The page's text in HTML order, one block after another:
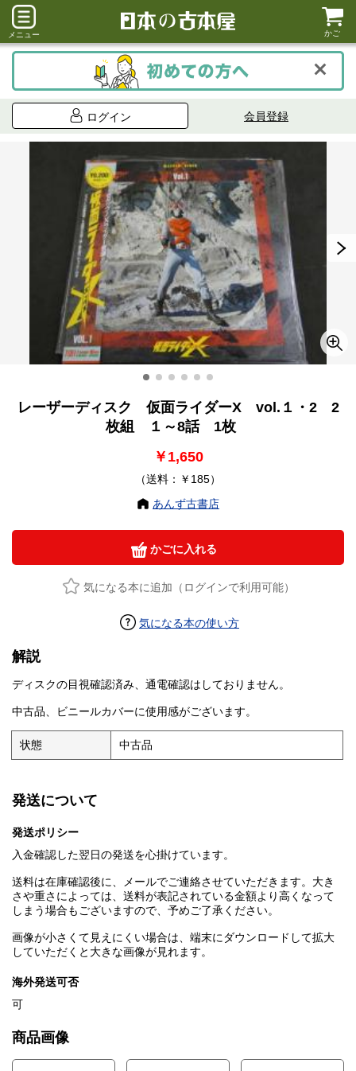
メニュー かご
ログイン 会員登録
レーザーディスク 仮面ライダーX vol.１・2 2
枚組 １～8話 1枚
￥1,650
（送料：￥185）
あんず古書店
かごに入れる
気になる本に追加（ログインで利用可能）
気になる本の使い方
解説
ディスクの目視確認済み、通電確認はしておりません。
中古品、ビニールカバーに使用感がございます。
状態 中古品
発送について
発送ポリシー
入金確認した翌日の発送を心掛けています。
送料は在庫確認後に、メールでご連絡させていただきます。大き
さや重さによっては、送料が表記されている金額より高くなって
しまう場合もございますので、予めご了承ください。
画像が小さくて見えにくい場合は、端末にダウンロードして拡大
していただくと大きな画像が見れます。
海外発送可否
可
商品画像